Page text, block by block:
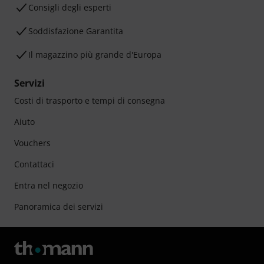
Consigli degli esperti
Soddisfazione Garantita
Il magazzino più grande d'Europa
Servizi
Costi di trasporto e tempi di consegna
Aiuto
Vouchers
Contattaci
Entra nel negozio
Panoramica dei servizi